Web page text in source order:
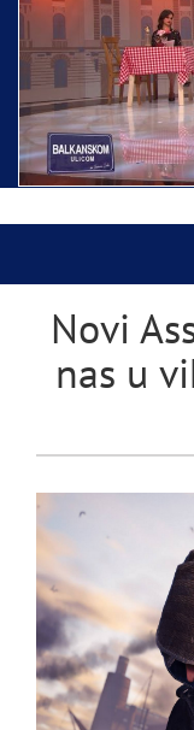
Ispraćaj
Hrama
Novi
nas u